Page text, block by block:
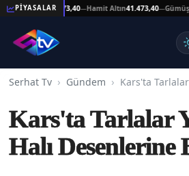
PİYASALAR
Altın41.473,40 —Hamit Altın41.473,40—Gümüş
Serhat Tv Gündem
Kars'ta Tarlalar
Halı